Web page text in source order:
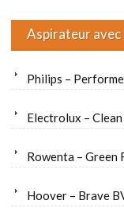
Aspirateur avec
Philips –
Electrolux –
Rowenta – Green
Hoover – Brave